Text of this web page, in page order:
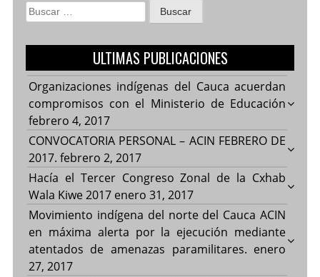
Buscar:
ULTIMAS PUBLICACIONES
Organizaciones indígenas del Cauca acuerdan
compromisos con el Ministerio de Educación
febrero 4, 2017
CONVOCATORIA PERSONAL – ACIN FEBRERO DE
2017. febrero 2, 2017
Hacía el Tercer Congreso Zonal de la Cxhab
Wala Kiwe 2017 enero 31, 2017
Movimiento indígena del norte del Cauca ACIN
en máxima alerta por la ejecución mediante
atentados de amenazas paramilitares. enero
27, 2017